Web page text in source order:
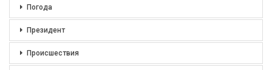
Погода
Президент
Происшествия